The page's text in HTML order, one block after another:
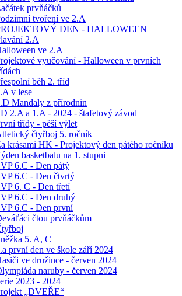
prvňáčků
tvoření ve 2.A
DEN - HALLOWEEN
2.A
ve 2.A
vyučování - Halloween v prvních
běh 2. tříd
v lese
Mandaly z přírodnin
2.A a 1.A - 2024 - štafetový závod
třídy - pěší výlet
čtyřboj 5. ročník
krásami HK - Projektový den pátého ročníku
basketbalu na 1. stupni
6.C - Den pátý
6.C - Den čtvrtý
6. C - Den třetí
6.C - Den druhý
6.C - Den první
čtou prvňáčkům
5. A, C
první den ve škole září 2024
ve družince - červen 2024
naruby - červen 2024
2023 - 2024
„DVEŘE“